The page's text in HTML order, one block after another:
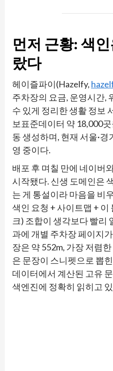
먼저 근황: 색
랐다
헤이즐파이(Hazelfy,
주차장의 요금, 운영시간,
수 있게 정리한 생활 정보
보표준데이터 약 18,000
동 생성하며, 현재 서울·
영 중이다.
배포 후 며칠 만에 네이버
시작됐다. 신생 도메인은
는 게 통설이라 마음을 비
색인 요청 + 사이트맵 + 이
크) 조합이 생각보다 빨리
과에 개별 주차장 페이지
장은 약 552m, 가장 저렴
은 문장이 스니펫으로 뽑
데이터에서 계산된 고유
색엔진에 정확히 읽히고